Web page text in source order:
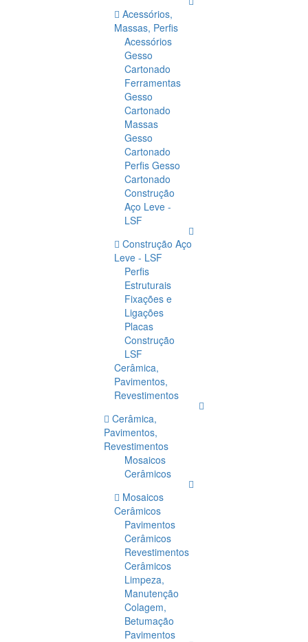
Acessórios,
Massas, Perfis
Acessórios
Gesso
Cartonado
Ferramentas
Gesso
Cartonado
Massas
Gesso
Cartonado
Perfis Gesso
Cartonado
Construção
Aço Leve -
LSF
Construção Aço
Leve - LSF
Perfis
Estruturais
Fixações e
Ligações
Placas
Construção
LSF
Cerâmica,
Pavimentos,
Revestimentos
Cerâmica,
Pavimentos,
Revestimentos
Mosaicos
Cerâmicos
Mosaicos
Cerâmicos
Pavimentos
Cerâmicos
Revestimentos
Cerâmicos
Limpeza,
Manutenção
Colagem,
Betumação
Pavimentos